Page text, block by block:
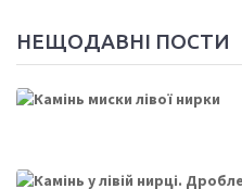
НЕЩОДАВНІ ПОСТИ